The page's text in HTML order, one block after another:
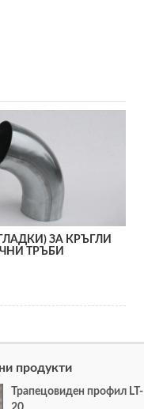
ЗА КРЪГЛИ
ТРЪБИ
продукти
Трапецовиден профил LT-